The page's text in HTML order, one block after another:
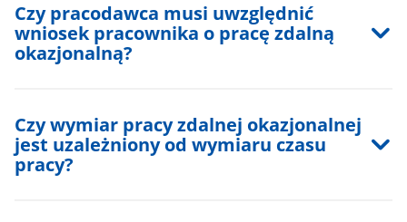
Czy pracodawca musi uwzględnić
wniosek pracownika o pracę zdalną
okazjonalną?
Czy wymiar pracy zdalnej okazjonalnej
jest uzależniony od wymiaru czasu
pracy?